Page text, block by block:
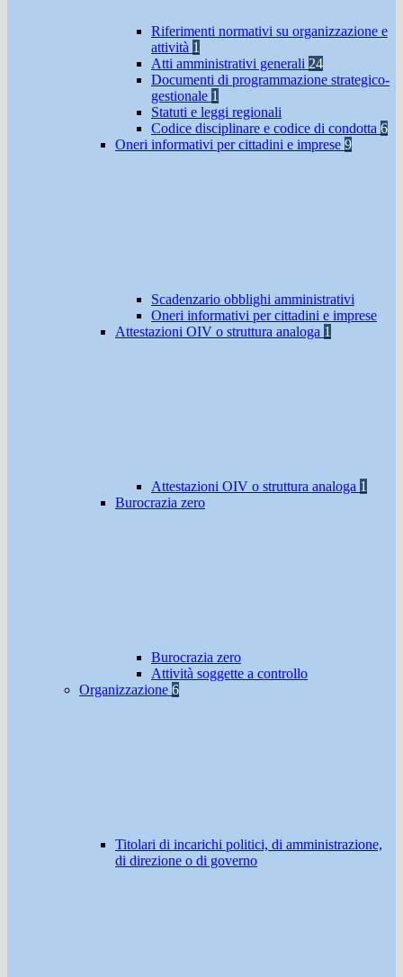
Riferimenti normativi su organizzazione e
attività 1
Atti amministrativi generali 24
Documenti di programmazione strategico-
gestionale 1
Statuti e leggi regionali
Codice disciplinare e codice di condotta 6
Oneri informativi per cittadini e imprese 9
Scadenzario obblighi amministrativi
Oneri informativi per cittadini e imprese
Attestazioni OIV o struttura analoga 1
Attestazioni OIV o struttura analoga 1
Burocrazia zero
Burocrazia zero
Attività soggette a controllo
Organizzazione 6
Titolari di incarichi politici, di amministrazione,
di direzione o di governo